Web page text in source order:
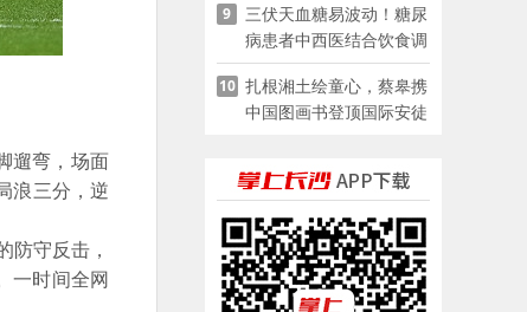
遛弯，场面
浪三分，逆
守反击，
一时间全网
9
三伏天血糖易波动！糖尿
病患者中西医结合饮食调
养指南
10 扎根湘土绘童心，蔡皋携
中国图画书登顶国际安徒